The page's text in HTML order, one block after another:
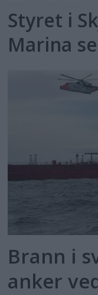
Styret i
Marina
Brann i
anker